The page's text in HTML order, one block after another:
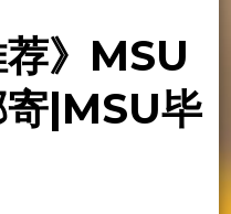
荐》MSU
寄|MSU毕